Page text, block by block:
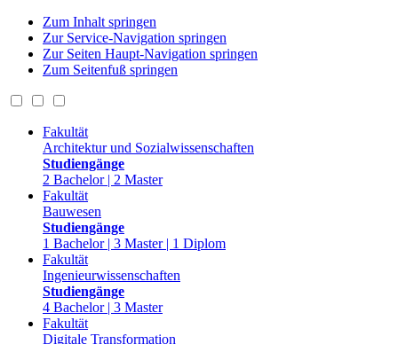
Zum Inhalt springen
Zur Service-Navigation springen
Zur Seiten Haupt-Navigation springen
Zum Seitenfuß springen
Fakultät
Architektur und Sozialwissenschaften
Studiengänge
2 Bachelor | 2 Master
Fakultät
Bauwesen
Studiengänge
1 Bachelor | 3 Master | 1 Diplom
Fakultät
Ingenieurwissenschaften
Studiengänge
4 Bachelor | 3 Master
Fakultät
Digitale Transformation